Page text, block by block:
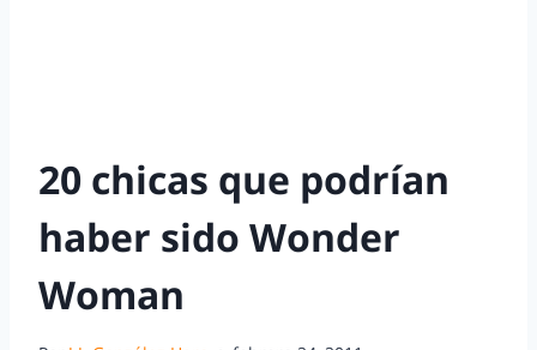
20 chicas que podrían
haber sido Wonder
Woman